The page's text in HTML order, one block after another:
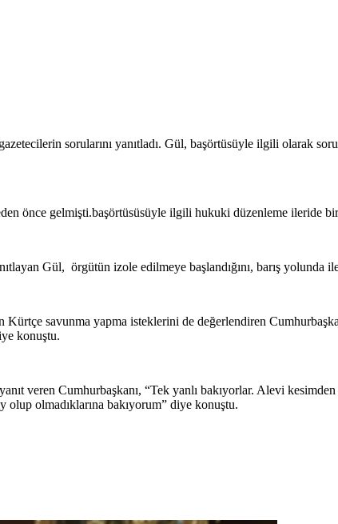
sorularını yanıtladı. Gül, başörtüsüyle ilgili olarak
önce gelmişti.başörtüsüsüyle ilgili hukuki düzenleme ileride
Gül, örgütün izole edilmeye başlandığını, barış yolunda
Kürtçe savunma yapma isteklerini de değerlendiren
konuştu.
veren Cumhurbaşkanı, “Tek yanlı bakıyorlar. Alevi
olup olmadıklarına bakıyorum” diye konuştu.